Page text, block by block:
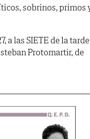
sobrinos, primos
a las SIETE de la
Protomartir, de